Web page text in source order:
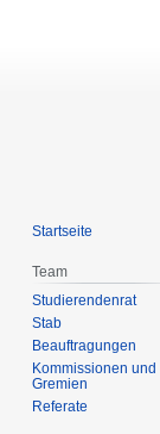
Startseite
Team
Studierendenrat
Stab
Beauftragungen
Kommissionen und
Gremien
Referate